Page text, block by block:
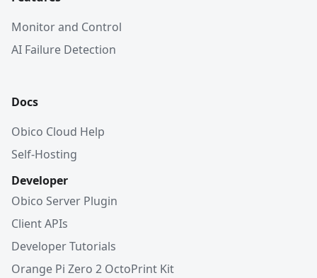
Monitor and Control
AI Failure Detection
Docs
Obico Cloud Help
Self-Hosting
Developer
Obico Server Plugin
Client APIs
Developer Tutorials
Orange Pi Zero 2 OctoPrint Kit